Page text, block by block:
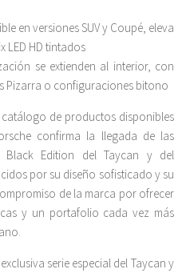
en versiones SUV y Coupé, eleva
LED HD tintados
se extienden al interior, con
Pizarra o configuraciones bitono
de productos disponibles
confirma la llegada de las
Black Edition del Taycan y del
por su diseño sofisticado y su
de la marca por ofrecer
y un portafolio cada vez más
serie especial del Taycan y